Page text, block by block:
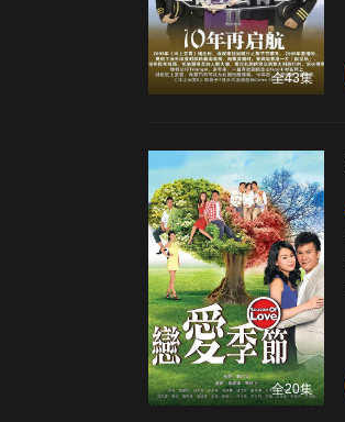
全43集
全20集